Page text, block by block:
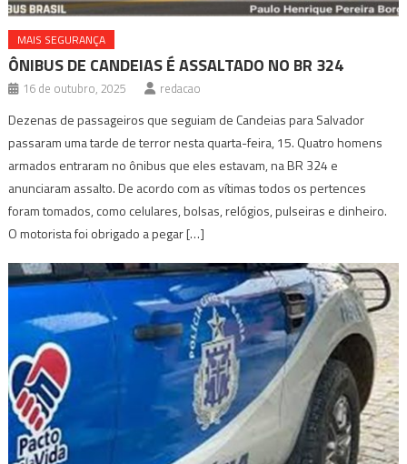
MAIS SEGURANÇA
ÔNIBUS DE CANDEIAS É ASSALTADO NO BR 324
16 de outubro, 2025 redacao
Dezenas de passageiros que seguiam de Candeias para Salvador
passaram uma tarde de terror nesta quarta-feira, 15. Quatro homens
armados entraram no ônibus que eles estavam, na BR 324 e
anunciaram assalto. De acordo com as vítimas todos os pertences
foram tomados, como celulares, bolsas, relógios, pulseiras e dinheiro.
O motorista foi obrigado a pegar […]